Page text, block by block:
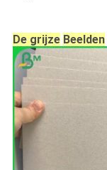
De grijze Beelden